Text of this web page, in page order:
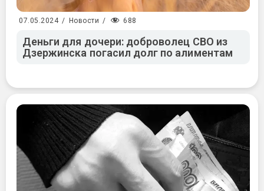
07.05.2024 / Новости / 688
Деньги для дочери: доброволец СВО из
Дзержинска погасил долг по алиментам